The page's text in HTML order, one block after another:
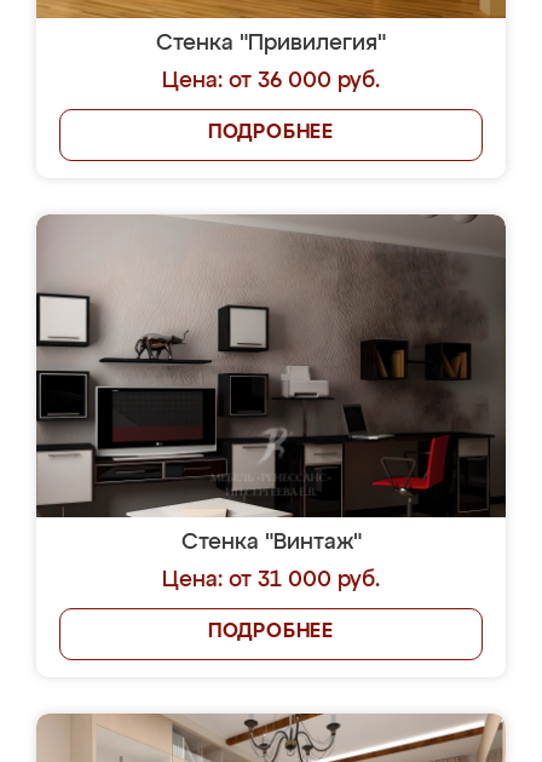
Стенка "Привилегия"
Цена: от 36 000 руб.
ПОДРОБНЕЕ
Стенка "Винтаж"
Цена: от 31 000 руб.
ПОДРОБНЕЕ